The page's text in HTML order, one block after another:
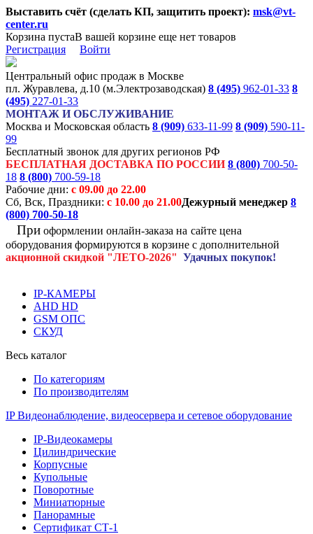
Выставить счёт (сделать КП, защитить проект): msk@vt-
center.ru
Корзина пустаВ вашей корзине еще нет товаров
Регистрация
Войти
Центральный офис продаж в Москве
пл. Журавлева, д.10 (м.Электрозаводская) 8 (495) 962-01-33 8
(495) 227-01-33
МОНТАЖ И ОБСЛУЖИВАНИЕ
Москва и Московская область 8 (909) 633-11-99 8 (909) 590-11-
99
Бесплатный звонок для других регионов РФ
БЕСПЛАТНАЯ ДОСТАВКА ПО РОССИИ 8 (800) 700-50-
18 8 (800) 700-59-18
Рабочие дни: с 09.00 до 22.00
Сб, Вск, Праздники: с 10.00 до 21.00Дежурный менеджер 8
(800) 700-50-18
При оформлении онлайн-заказа на сайте цена
оборудования формируются в корзине с дополнительной
акционной скидкой "ЛЕТО-2026" Удачных покупок!
IP-КАМЕРЫ
AHD HD
GSM ОПС
СКУД
Весь каталог
По категориям
По производителям
IP Видеонаблюдение, видеосервера и сетевое оборудование
IP-Видеокамеры
Цилиндрические
Корпусные
Купольные
Поворотные
Миниатюрные
Панорамные
Сертификат СТ-1